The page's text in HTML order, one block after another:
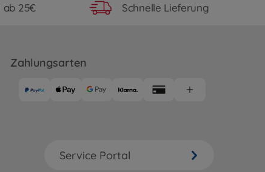
ab 25€ Schnelle Lieferung
Zahlungsarten
Service Portal